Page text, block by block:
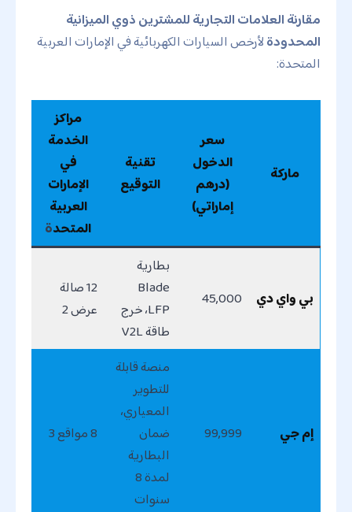
مقارنة العلامات التجارية للمشترين ذوي الميزانية
المحدودةلأرخص السيارات الكهربائية في الإمارات العربية
المتحدة:
ماركة
سعر
الدخول
(درهم
إماراتي)
تقنية
التوقيع
مراكز
الخدمة
في
الإمارات
العربية
المتحدة
بي واي دي 45,000
بطارية
Blade
LFP، خرج
طاقة V2L
12 صالة
عرض 2
إم جي 99,999
منصة قابلة
للتطوير
المعياري،
ضمان
البطارية
لمدة 8
سنوات
8 مواقع 3